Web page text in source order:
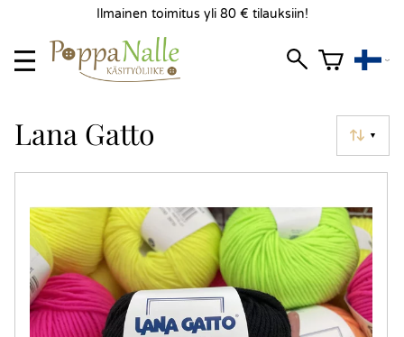
Ilmainen toimitus yli 80 € tilauksiin!
▼
Lana Gatto